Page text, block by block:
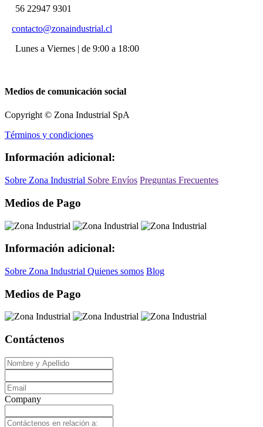
56 22947 9301
contacto@zonaindustrial.cl
Lunes a Viernes | de 9:00 a 18:00
Medios de comunicación social
Copyright © Zona Industrial SpA
Términos y condiciones
Información adicional:
Sobre Zona Industrial Sobre Envíos Preguntas Frecuentes
Medios de Pago
Información adicional:
Sobre Zona Industrial Quienes somos Blog
Medios de Pago
Contáctenos
Company